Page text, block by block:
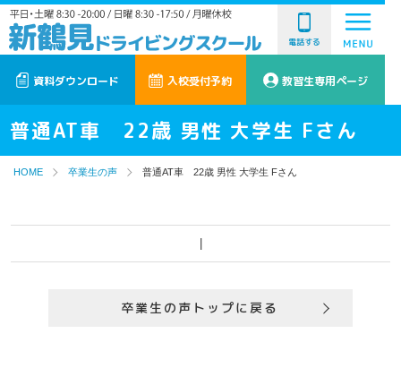
電話する
資料ダウンロード 入校受付予約 教習生専用ページ
普通AT車 22歳 男性 大学生 Fさん
HOME 卒業生の声 普通AT車 22歳 男性 大学生 Fさん
卒業生の声トップに戻る